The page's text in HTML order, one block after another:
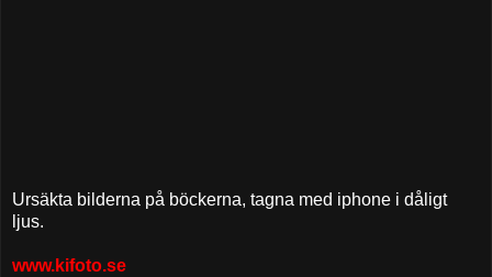
Ursäkta bilderna på böckerna, tagna med iphone i dåligt
ljus.
www.kifoto.se